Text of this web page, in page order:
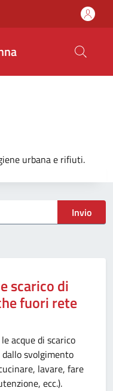
urbana e rifiuti.
Invio
scarico di
fuori rete
acque di scarico
svolgimento
lavare, fare
ecc.).